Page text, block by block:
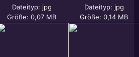
Dateityp: jpg
Größe: 0,07 MB
Dateityp: jpg
Größe: 0,14 MB